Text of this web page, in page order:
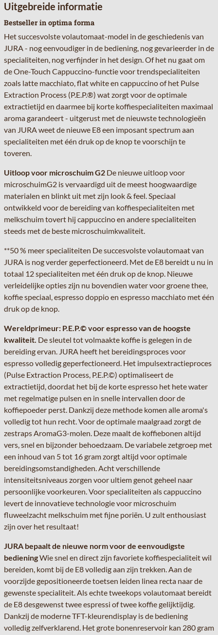
Uitgebreide informatie
Bestseller in optima forma
Het succesvolste volautomaat-model in de geschiedenis van
JURA - nog eenvoudiger in de bediening, nog gevarieerder in de
specialiteiten, nog verfijnder in het design. Of het nu gaat om
de One-Touch Cappuccino-functie voor trendspecialiteiten
zoals latte macchiato, flat white en cappuccino of het Pulse
Extraction Process (P.E.P.®) wat zorgt voor de optimale
extractietijd en daarmee bij korte koffiespecialiteiten maximaal
aroma garandeert - uitgerust met de nieuwste technologieën
van JURA weet de nieuwe E8 een imposant spectrum aan
specialiteiten met één druk op de knop te voorschijn te
toveren.
Uitloop voor microschuim G2 De nieuwe uitloop voor
microschuimG2 is vervaardigd uit de meest hoogwaardige
materialen en blinkt uit met zijn look & feel. Speciaal
ontwikkeld voor de bereiding van koffiespecialiteiten met
melkschuim tovert hij cappuccino en andere specialiteiten
steeds met de beste microschuimkwaliteit.
**50 % meer specialiteiten De succesvolste volautomaat van
JURA is nog verder geperfectioneerd. Met de E8 bereidt u nu in
totaal 12 specialiteiten met één druk op de knop. Nieuwe
verleidelijke opties zijn nu bovendien water voor groene thee,
koffie speciaal, espresso doppio en espresso macchiato met één
druk op de knop.
Wereldprimeur: P.E.P.© voor espresso van de hoogste
kwaliteit. De sleutel tot volmaakte koffie is gelegen in de
bereiding ervan. JURA heeft het bereidingsproces voor
espresso volledig geperfectioneerd. Het impulsextractieproces
(Pulse Extraction Process, P.E.P.©) optimaliseert de
extractietijd, doordat het bij de korte espresso het hete water
met regelmatige pulsen en in snelle intervallen door de
koffiepoeder perst. Dankzij deze methode komen alle aroma's
volledig tot hun recht. Voor de optimale maalgraad zorgt de
zestraps AromaG3-molen. Deze maalt de koffiebonen altijd
vers, snel en bijzonder behoedzaam. De variabele zetgroep met
een inhoud van 5 tot 16 gram zorgt altijd voor optimale
bereidingsomstandigheden. Acht verschillende
intensiteitsniveaus zorgen voor ultiem genot geheel naar
persoonlijke voorkeuren. Voor specialiteiten als cappuccino
levert de innovatieve technologie voor microschuim
fluweelzacht melkschuim met fijne poriën. U zult enthousiast
zijn over het resultaat!
JURA bepaalt de nieuwe norm voor de eenvoudigste
bedieningWie snel en direct zijn favoriete koffiespecialiteit wil
bereiden, komt bij de E8 volledig aan zijn trekken. Aan de
voorzijde gepositioneerde toetsen leiden linea recta naar de
gewenste specialiteit. Als echte tweekops volautomaat bereidt
de E8 desgewenst twee espressi of twee koffie gelijktijdig.
Dankzij de moderne TFT-kleurendisplay is de bediening
volledig zelfverklarend. Het grote bonenreservoir kan 280 gram